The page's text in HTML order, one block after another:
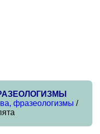
фразеологизмы /